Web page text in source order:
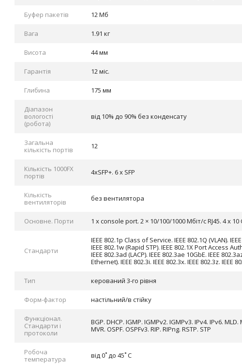
Буфер пакетів 12 Мб
Вага 1.91 кг
Висота 44 мм
Гарантія 12 міс.
Глибина 175 мм
Діапазон
вологості
(робота)
від 10% до 90% без конденсату
Загальна
кількість портів
12
Кількість 1000FX
портів
4хSFP+. 6 х SFP
Кількість
вентиляторів
без вентилятора
Основне. Порти 1 х console port. 2 × 10/100/1000 Мбіт/с RJ45. 4 x 10
Стандарти
IEEE 802.1p Class of Service. IEEE 802.1Q (VLAN).
IEEE 802.1w (Rapid STP). IEEE 802.1X Port Access
IEEE 802.3ad (LACP). IEEE 802.3ae 10GbE. IEEE
Ethernet). IEEE 802.3i. IEEE 802.3x. IEEE 802.3z. IEEE
Тип керований 3-го рівня
Форм-фактор настільний/в стійку
Функціонал.
Стандарти і
протоколи
BGP. DHCP. IGMP. IGMPv2. IGMPv3. IPv4. IPv6. MLD.
MVR. OSPF. OSPFv3. RIP. RIPng. RSTP. STP
Робоча
температура
від 0˚ до 45˚ C